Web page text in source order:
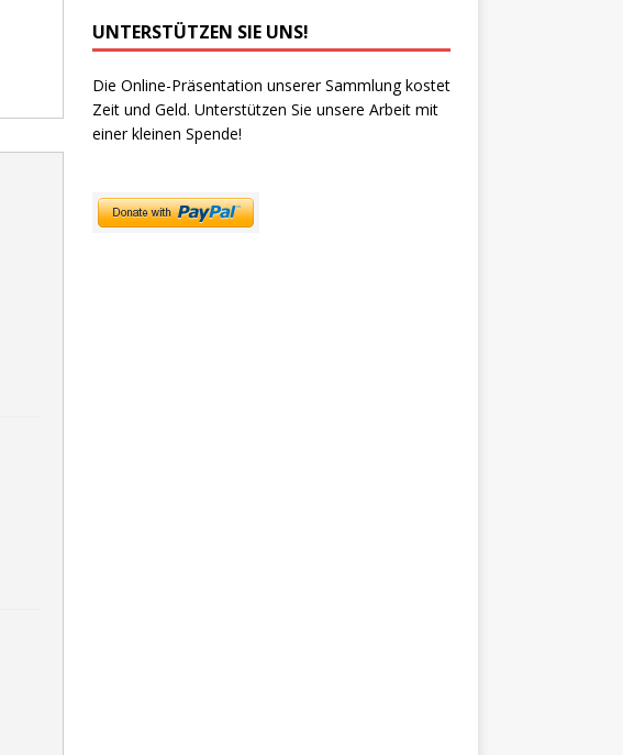
UNTERSTÜTZEN SIE UNS!
Die Online-Präsentation unserer Sammlung kostet
Zeit und Geld. Unterstützen Sie unsere Arbeit mit
einer kleinen Spende!